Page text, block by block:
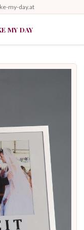
my-day.at
MY DAY